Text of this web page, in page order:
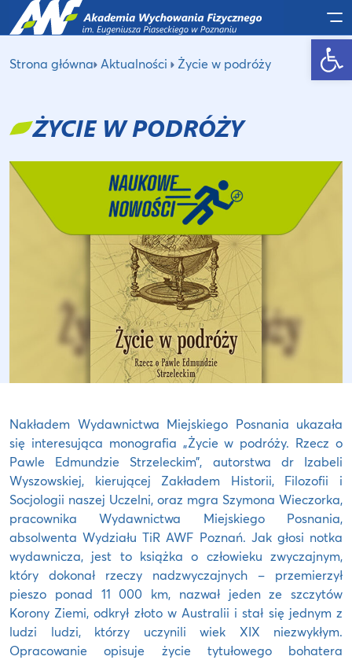
Otwórz pasek narzędzi
Strona główna Aktualności Życie w podróży
ŻYCIE W PODRÓŻY
Nakładem Wydawnictwa Miejskiego Posnania ukazała
się interesująca monografia „Życie w podróży. Rzecz o
Pawle Edmundzie Strzeleckim”, autorstwa dr Izabeli
Wyszowskiej, kierującej Zakładem Historii, Filozofii i
Socjologii naszej Uczelni, oraz mgra Szymona Wieczorka,
pracownika Wydawnictwa Miejskiego Posnania,
absolwenta Wydziału TiR AWF Poznań. Jak głosi notka
wydawnicza, jest to książka o człowieku zwyczajnym,
który dokonał rzeczy nadzwyczajnych – przemierzył
pieszo ponad 11 000 km, nazwał jeden ze szczytów
Korony Ziemi, odkrył złoto w Australii i stał się jednym z
ludzi ludzi, którzy uczynili wiek XIX niezwykłym.
Opracowanie opisuje życie tytułowego bohatera